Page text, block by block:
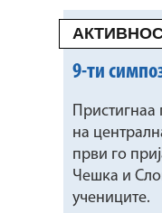
9-ти
Пристигнаа
на
први го
Чешка и
учениците.